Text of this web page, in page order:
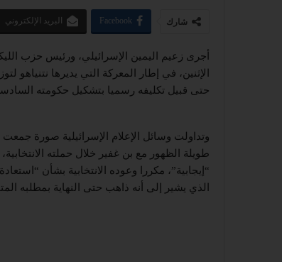
شارك Facebook البريد الإلكتروني
أجرى زعيم اليمين الإسرائيلي، ورئيس حزب
الإثنين، في إطار المعركة التي يديرها نتنياهو
حتى قبيل تكليفه رسميا بتشكيل حكومته
وتداولت وسائل الإعلام الإسرائيلية صورة
طويلة الظهور مع بن غفير خلال حملته
“إيجابية”، مكررا وعوده الانتخابية بشأن
الذي يشير إلى أنه ذاهب حتى النهاية بمطلبه